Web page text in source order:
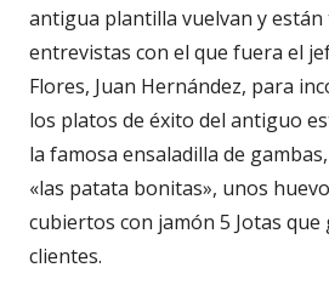
antigua plantilla vuelvan y están
entrevistas con el que fuera el
Flores, Juan Hernández, para
los platos de éxito del antiguo
la famosa ensaladilla de
«las patata bonitas», unos
cubiertos con jamón 5 Jotas
clientes.